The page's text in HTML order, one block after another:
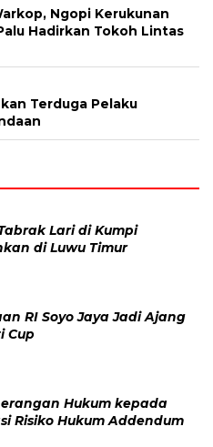
Ngopi Kerukunan
Hadirkan Tokoh Lintas
Terduga Pelaku
Lari di Kumpi
di Luwu Timur
RI Soyo Jaya Jadi Ajang
Cup
Hukum kepada
Risiko Hukum Addendum